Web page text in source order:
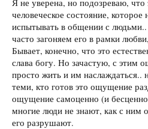
Я не уверена, но подозреваю, что
человеческое состояние, которое
испытывать в общении с
часто загоняем его в рамки
Бывает, конечно, что это
слава богу. Но зачастую, с этим
просто жить и им наслаждаться..
теми, кто готов это ощущение
ощущение самоценно (и
многие люди не знают, как с ним
его разрушают.